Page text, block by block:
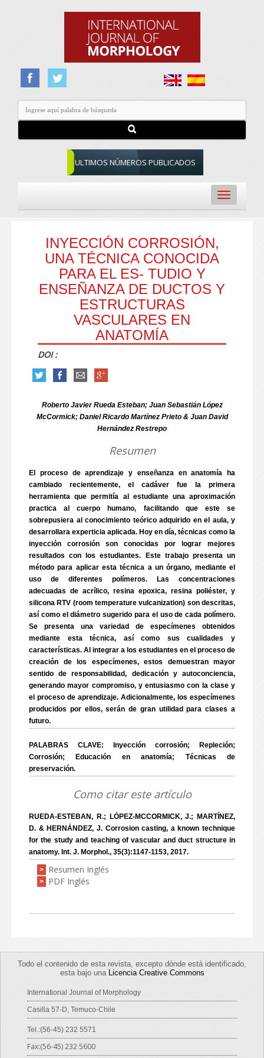
ULTIMOS NÚMEROS PUBLICADOS
Toggle
navigation
INYECCIÓN CORROSIÓN,
UNA TÉCNICA CONOCIDA
PARA EL ES- TUDIO Y
ENSEÑANZA DE DUCTOS Y
ESTRUCTURAS
VASCULARES EN
ANATOMÍA
DOI :
Roberto Javier Rueda Esteban; Juan Sebastián López
McCormick; Daniel Ricardo Martínez Prieto & Juan David
Hernández Restrepo
Resumen
El proceso de aprendizaje y enseñanza en anatomía ha
cambiado recientemente, el cadáver fue la primera
herramienta que permitía al estudiante una aproximación
practica al cuerpo humano, facilitando que este se
sobrepusiera al conocimiento teórico adquirido en el aula, y
desarrollara experticia aplicada. Hoy en día, técnicas como la
inyección corrosión son conocidas por lograr mejores
resultados con los estudiantes. Este trabajo presenta un
método para aplicar esta técnica a un órgano, mediante el
uso de diferentes polímeros. Las concentraciones
adecuadas de acrílico, resina epoxica, resina poliéster, y
silicona RTV (room temperature vulcanization) son descritas,
así como el diámetro sugerido para el uso de cada polímero.
Se presenta una variedad de especímenes obtenidos
mediante esta técnica, así como sus cualidades y
características. Al integrar a los estudiantes en el proceso de
creación de los especímenes, estos demuestran mayor
sentido de responsabilidad, dedicación y autoconciencia,
generando mayor compromiso, y entusiasmo con la clase y
el proceso de aprendizaje. Adicionalmente, los especímenes
producidos por ellos, serán de gran utilidad para clases a
futuro.
PALABRAS CLAVE: Inyección corrosión; Repleción;
Corrosión; Educación en anatomía; Técnicas de
preservación.
Como citar este artículo
RUEDA-ESTEBAN, R.; LÓPEZ-MCCORMICK, J.; MARTÍNEZ,
D. & HERNÁNDEZ, J. Corrosion casting, a known technique
for the study and teaching of vascular and duct structure in
anatomy. Int. J. Morphol., 35(3):1147-1153, 2017.
> Resumen Inglés
> PDF Inglés
Todo el contenido de esta revista, excepto dónde está identificado,
esta bajo una Licencia Creative Commons
International Journal of Morphology
Casilla 57-D, Temuco-Chile
Tel.:(56-45) 232 5571
Fax:(56-45) 232 5600